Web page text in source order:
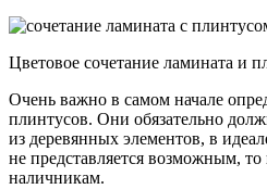
Цветовое сочетание ламината и
Очень важно в самом начале
плинтусов. Они обязательно
из деревянных элементов, в
не представляется возможным,
наличникам.